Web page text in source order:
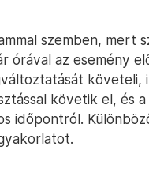
szemben, mert
órával az esemény
követik el, és
időpontról.